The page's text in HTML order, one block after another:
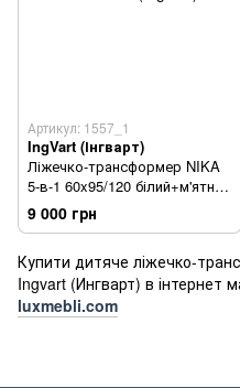
Артикул: 1557_1
IngVart (Інгварт)
Ліжечко-трансформер NIKA
5-в-1 60x95/120 білий+м'ятний
(IngVart)
9 000 грн
Купити дитяче ліжечко-
Ingvart (Ингварт) в інтернет
luxmebli.com